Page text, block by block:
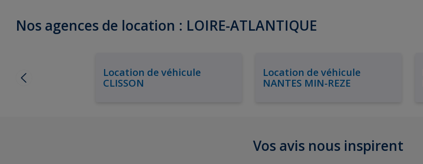
Nos agences de location : LOIRE-ATLANTIQUE
Location de véhicule
CLISSON
Location de véhicule
NANTES MIN-REZE
Vos avis nous inspirent